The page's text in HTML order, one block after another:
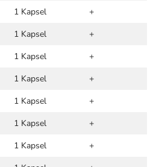
1 Kapsel
+
1 Kapsel
+
1 Kapsel
+
1 Kapsel
+
1 Kapsel
+
1 Kapsel
+
1 Kapsel
+